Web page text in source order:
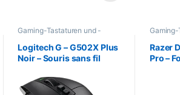
Gaming-Tastaturen und -
,
Peripheriegeräte,Maus
Logitech G – G502X Plus
Noir – Souris sans fil
Mäuse,
Razer
Pro –